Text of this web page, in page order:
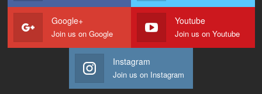
Google+
Join us on Google
Youtube
Join us on Youtube
Instagram
Join us on Instagram